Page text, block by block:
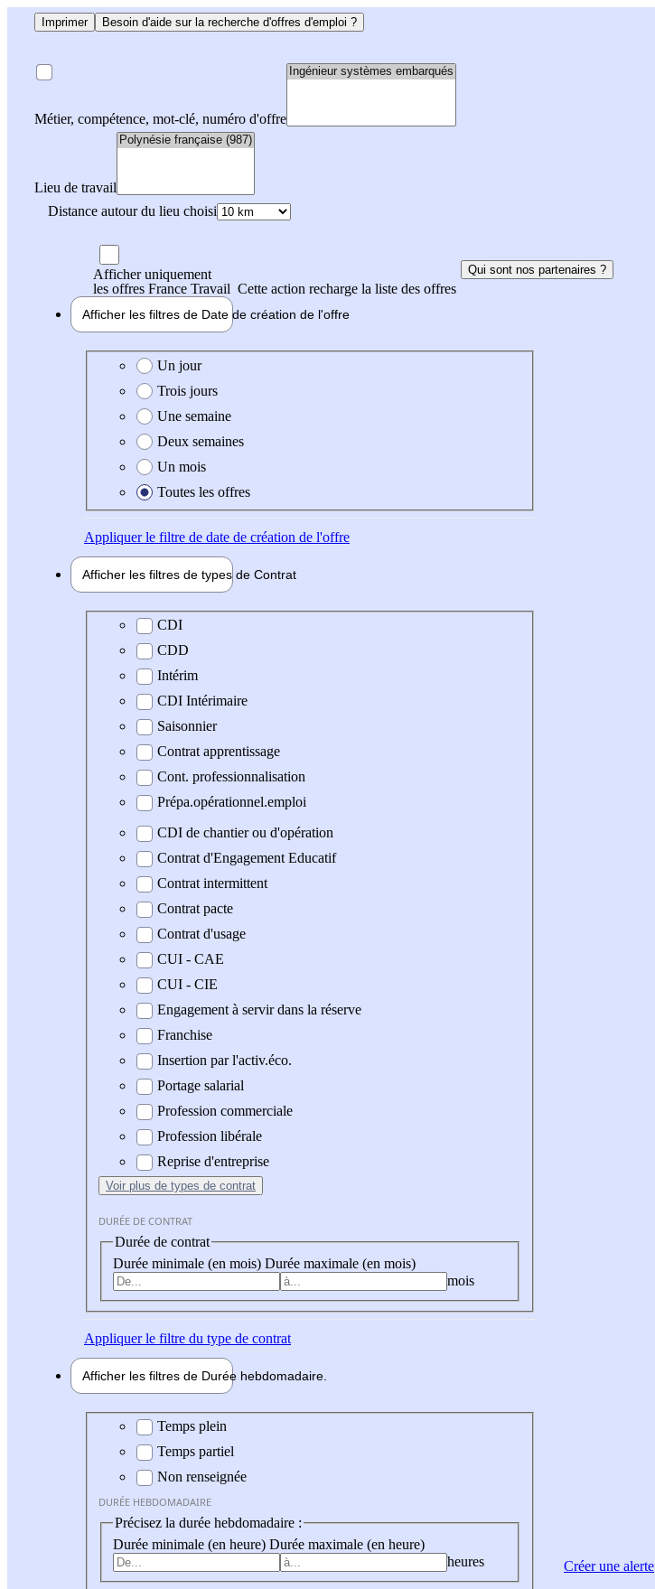
Imprimer Besoin d'aide sur la recherche d'offres d'emploi ?
Métier, compétence, mot-clé, numéro d'offre
Lieu de travail
Distance autour du lieu choisi
Afficher uniquement
les offres France Travail Cette action recharge la liste des offres
Qui sont nos partenaires ?
Afficher les filtres de Date de création de l'offre
Date de création de l'offre
Un jour
Trois jours
Une semaine
Deux semaines
Un mois
Toutes les offres
Appliquerle filtre de date de création de l'offre
Afficher les filtres de types de Contrat
Type de contrat
CDI
CDD
Intérim
CDI Intérimaire
Saisonnier
Contrat apprentissage
Cont. professionnalisation
Prépa.opérationnel.emploi
CDI de chantier ou d'opération
Contrat d'Engagement Educatif
Contrat intermittent
Contrat pacte
Contrat d'usage
CUI - CAE
CUI - CIE
Engagement à servir dans la réserve
Franchise
Insertion par l'activ.éco.
Portage salarial
Profession commerciale
Profession libérale
Reprise d'entreprise
Voir plus de types de contrat
DURÉE DE CONTRAT
Durée de contrat
Durée minimale (en mois) Durée maximale (en mois)
mois
Appliquerle filtre du type de contrat
Afficher les filtres de Durée hebdomadaire
Durée hebdomadaire
Temps plein
Temps partiel
Non renseignée
DURÉE HEBDOMADAIRE
Précisez la durée hebdomadaire :
Durée minimale (en heure) Durée maximale (en heure)
heures
Créer une alerte